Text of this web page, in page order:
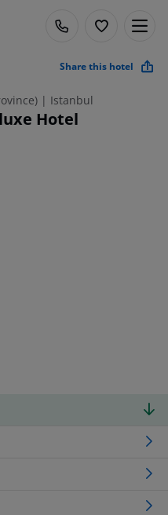
Share this hotel
| Istanbul
Hotel